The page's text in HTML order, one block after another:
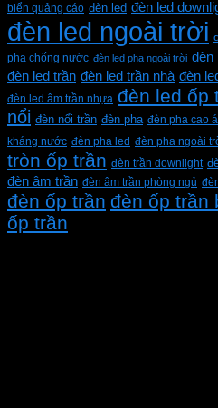
biển quảng cáo đèn led đèn led
đèn led ngoài trời
pha chống nước đèn led pha ngoài trời đèn
đèn led trần đèn led trần nhà đèn
đèn led âm trần nhựa đèn led ốp
nổi đèn nổi trần đèn pha đèn pha cao
kháng nước đèn pha led đèn pha ngoài
tròn ốp trần đèn trần downlight
đèn âm trần đèn âm trần phòng ngủ
đèn ốp trần đèn ốp trần
ốp trần